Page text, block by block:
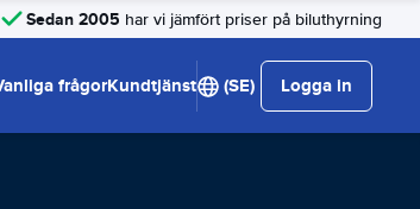
Sedan 2005 har vi jämfört priser på biluthyrning
frågorKundtjänst (SE) Logga in